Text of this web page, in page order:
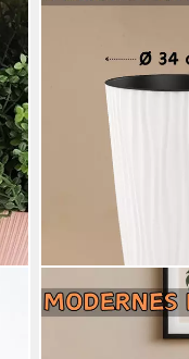
ENGELLAND
Blumentopf